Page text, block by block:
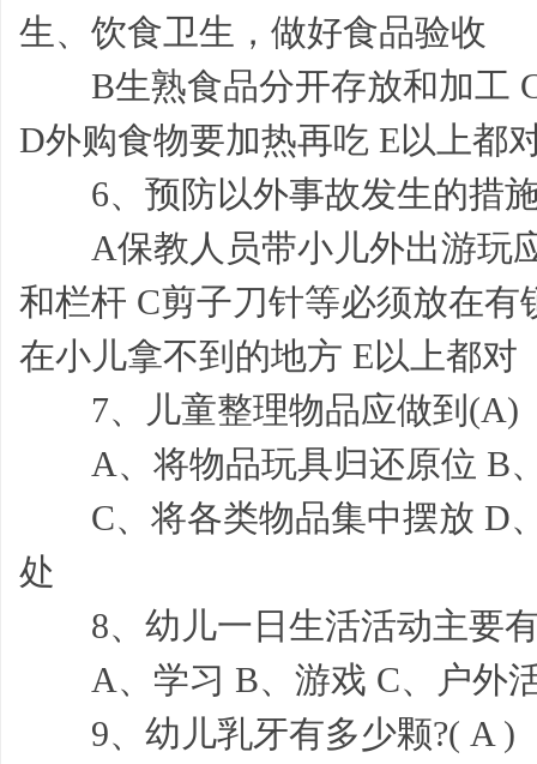
生、饮食卫生，做好食品验收
B生熟食品分开存放和加工
D外购食物要加热再吃 E以上都
6、预防以外事故发生的措施
A保教人员带小儿外出游玩
和栏杆 C剪子刀针等必须放在
在小儿拿不到的地方 E以上都对
7、儿童整理物品应做到(A)
A、将物品玩具归还原位 B
C、将各类物品集中摆放 D
处
8、幼儿一日生活活动主要
A、学习 B、游戏 C、户外
9、幼儿乳牙有多少颗?( A )